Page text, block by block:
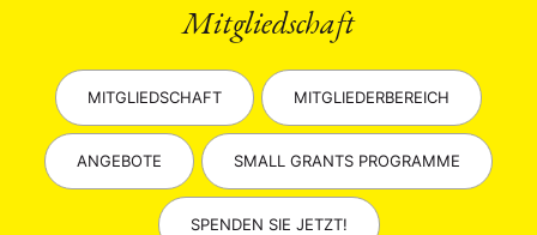
Mitgliedschaft
MITGLIEDSCHAFT MITGLIEDERBEREICH
ANGEBOTE SMALL GRANTS PROGRAMME
SPENDEN SIE JETZT!